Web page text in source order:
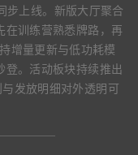
步上线。新版大厅聚合
在训练营熟悉牌路，再
增量更新与低功耗模
登。活动板块持续推出
发放明细对外透明可